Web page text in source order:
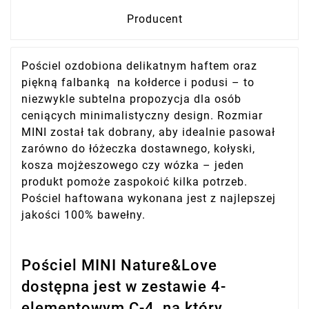
Producent
Pościel ozdobiona delikatnym haftem oraz
piękną falbanką na kołderce i podusi – to
niezwykle subtelna propozycja dla osób
ceniących minimalistyczny design. Rozmiar
MINI został tak dobrany, aby idealnie pasował
zarówno do łóżeczka dostawnego, kołyski,
kosza mojżeszowego czy wózka – jeden
produkt pomoże zaspokoić kilka potrzeb.
Pościel haftowana wykonana jest z najlepszej
jakości 100% bawełny.
Pościel MINI Nature&Love
dostępna jest w zestawie 4-